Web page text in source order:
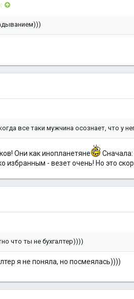
когда все таки мужчина осознает, что
Они как инопланетяне
Сначала:
избранным - везет очень! Но это
что ты не бухгалтер))))
я не поняла, но посмеялась))))